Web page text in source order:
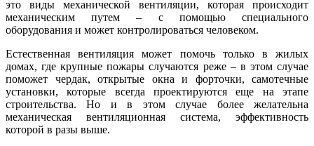
это виды механической вентиляции, которая происходит
механическим путем – с помощью специального
оборудования и может контролироваться человеком.
Естественная вентиляция может помочь только в жилых
домах, где крупные пожары случаются реже – в этом случае
поможет чердак, открытые окна и форточки, самотечные
установки, которые всегда проектируются еще на этапе
строительства. Но и в этом случае более желательна
механическая вентиляционная система, эффективность
которой в разы выше.